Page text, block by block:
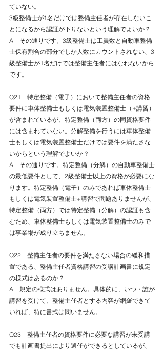
ていない。
3級整備士が1名だけでは整備主任者が存在しないこ
とになるから認証が下りないという理解でよいか？
A　その通りです。3級整備士は工員数と自動車整備
士保有割合の部分でしか人数にカウントされない、3
級整備士が1名だけでは整備主任者にはなれないから
です。
Q21　特定整備（電子）において整備主任者の資格
要件に車体整備士もしくは電気装置整備士（+講習）
が含まれているが、特定整備（両方）の同資格要件
には含まれていない。分解整備を行うには車体整備
士もしくは電気装置整備士だけでは要件を満たさな
いからという理解でよいか？
A　その通りです。特定整備（分解）の自動車整備士
の最低要件として、2級整備士以上の資格が必要にな
ります。特定整備（電子）のみであれば車体整備士
もしくは電気装置整備士+講習で問題ありませんが、
特定整備（両方）では特定整備（分解）の認証も含
むため、車体整備士もしくは電気装置整備士のみで
は事業場が成り立ちません。
Q22　整備主任者の要件を満たさない場合の緩和措
置である、整備主任者資格講習の受講計画書に規定
の様式はあるのか？
A　規定の様式はありません。具体的に、いつ・誰が
講習を受けて、整備主任者とする内容が網羅できて
いれば、特に書式は問いません。
Q23　整備主任者の資格要件に必要な講習が未受講
でも計画書提出により選任ができるとしているが、